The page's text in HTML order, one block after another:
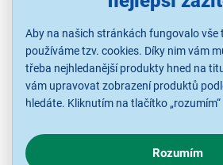
Aby na našich stránkách fungovalo vše
používáme tzv. cookies. Díky nim vám
třeba nejhledanější produkty hned na
vám upravovat zobrazení produktů
hledáte. Kliknutím na tlačítko
chování na webu pro zobrazení
zajímají detaily, jak u nás s cookies a
Rozumím
4,511x
Xiaomi REDMI Watch 6 NFC
Smart hodinky, 2,07", typ displeje
s OS Android, výdrž baterie 12 dní, barva